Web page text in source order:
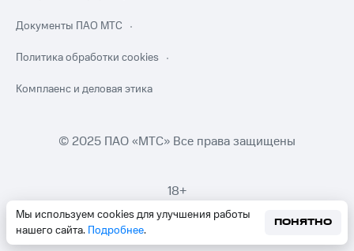
Мы используем cookies для улучшения работы
нашего сайта. Подробнее.
ПОНЯТНО
Документы ПАО МТС
Политика обработки cookies
Комплаенс и деловая этика
© 2025 ПАО «МТС» Все права защищены
18+